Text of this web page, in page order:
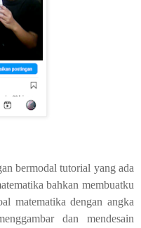
bermodal tutorial yang ada
bahkan membuatku
matematika dengan angka
dan mendesain